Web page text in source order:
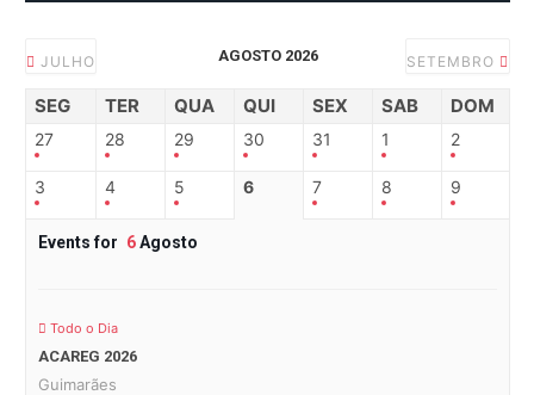
JULHO AGOSTO 2026 SETEMBRO
SEG TER QUA QUI SEX SAB DOM
27 28 29 30 31 1 2
3 4 5 6 7 8 9
Events for 6Agosto
Todo o Dia
ACAREG 2026
Guimarães